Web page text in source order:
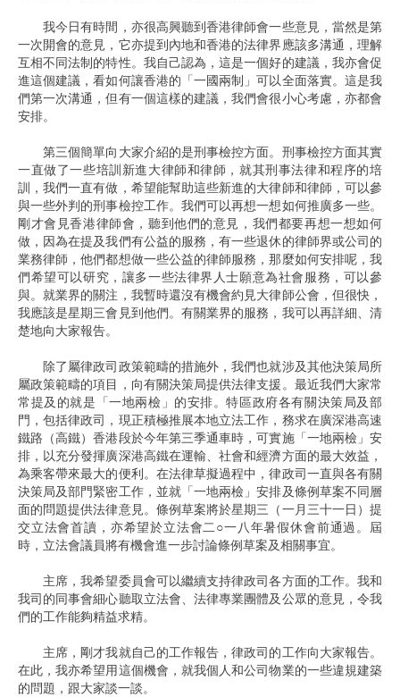
我今日有時間，亦很高興聽到香港律師會一些意見，當然是第
一次開會的意見，它亦提到內地和香港的法律界應該多溝通，理解
互相不同法制的特性。我自己認為，這是一個好的建議，我亦會促
進這個建議，看如何讓香港的「一國兩制」可以全面落實。這是我
們第一次溝通，但有一個這樣的建議，我們會很小心考慮，亦都會
安排。
第三個簡單向大家介紹的是刑事檢控方面。刑事檢控方面其實
一直做了一些培訓新進大律師和律師，就其刑事法律和程序的培
訓，我們一直有做，希望能幫助這些新進的大律師和律師，可以參
與一些外判的刑事檢控工作。我們可以再想一想如何推廣多一些。
剛才會見香港律師會，聽到他們的意見，我們都要再想一想如何
做，因為在提及我們有公益的服務，有一些退休的律師界或公司的
業務律師，他們都想做一些公益的律師服務，那麼如何安排呢，我
們希望可以研究，讓多一些法律界人士願意為社會服務，可以參
與。就業界的關注，我暫時還沒有機會約見大律師公會，但很快，
我應該是星期三會見到他們。有關業界的服務，我可以再詳細、清
楚地向大家報告。
除了屬律政司政策範疇的措施外，我們也就涉及其他決策局所
屬政策範疇的項目，向有關決策局提供法律支援。最近我們大家常
常提及的就是「一地兩檢」的安排。特區政府各有關決策局及部
門，包括律政司，現正積極推展本地立法工作，務求在廣深港高速
鐵路（高鐵）香港段於今年第三季通車時，可實施「一地兩檢」安
排，以充分發揮廣深港高鐵在運輸、社會和經濟方面的最大效益，
為乘客帶來最大的便利。在法律草擬過程中，律政司一直與各有關
決策局及部門緊密工作，並就「一地兩檢」安排及條例草案不同層
面的問題提供法律意見。條例草案將於星期三（一月三十一日）提
交立法會首讀，亦希望於立法會二○一八年暑假休會前通過。屆
時，立法會議員將有機會進一步討論條例草案及相關事宜。
主席，我希望委員會可以繼續支持律政司各方面的工作。我和
我司的同事會細心聽取立法會、法律專業團體及公眾的意見，令我
們的工作能夠精益求精。
主席，剛才我就自己的工作報告，律政司的工作向大家報告。
在此，我亦希望用這個機會，就我個人和公司物業的一些違規建築
的問題，跟大家談一談。